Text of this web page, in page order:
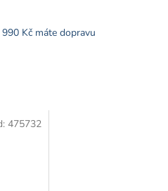
Kč máte dopravu
475732